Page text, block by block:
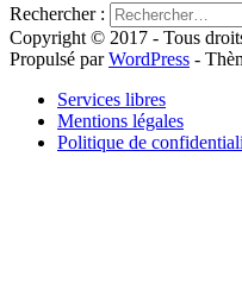
Rechercher :
Copyright © 2017 - Tous
Propulsé parWordPress -
Services libres
Mentions légales
Politique de